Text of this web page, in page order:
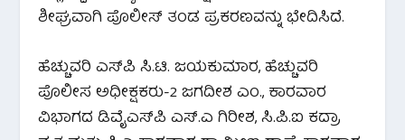
ಶೀಘ್ರವಾಗಿ ಪೊಲೀಸ್ ತಂಡ ಪ್ರಕರಣವನ್ನು ಭೇದಿಸಿದೆ.
ಹೆಚ್ಚುವರಿ ಎಸ್‌ಪಿ ಸಿ.ಟಿ. ಜಯಕುಮಾರ, ಹೆಚ್ಚುವರಿ
ಪೊಲೀಸ ಅಧೀಕ್ಷಕರು-2 ಜಗದೀಶ ಎಂ., ಕಾರವಾರ
ವಿಭಾಗದ ಡಿವೈಎಸ್‌ಪಿ ಎಸ್.ಎ ಗಿರೀಶ, ಸಿ.ಪಿ.ಐ ಕದ್ರಾ